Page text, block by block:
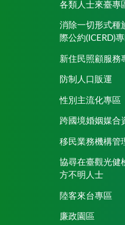
各類人士來臺專
消除一切形式種
際公約(ICERD)
新住民照顧服務
防制人口販運
性別主流化專區
跨國境婚姻媒合
移民業務機構管
協尋在臺觀光健
方不明人士
陸客來台專區
廉政園區